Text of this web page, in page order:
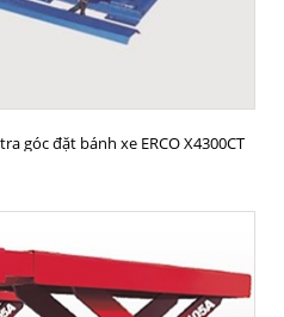
HÀNG
góc đặt bánh xe ERCO X4300CT